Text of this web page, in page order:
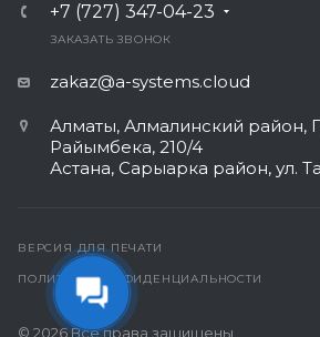
+7 (727) 347-04-23
ЗАКАЗАТЬ ЗВОНОК
zakaz@a-systems.cloud
Алматы, ​Алмалинский район,
Райымбека, 210/4
Астана, Сарыарка район, ул.
ВЕРСИЯ ДЛЯ ПЕЧАТИ
ПОЛИТИКА КОНФИДЕНЦИАЛЬНОСТИ
© 2026 Все права защищены.